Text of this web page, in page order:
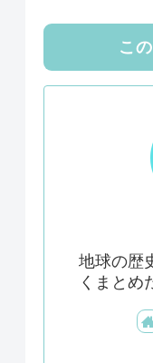
こ
地球の歴
くまとめ